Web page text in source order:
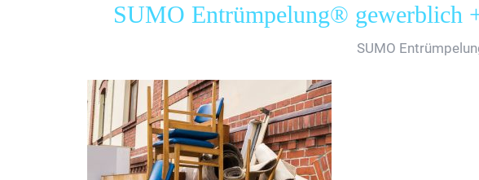
SUMO Entrümpelung® gewerblich
SUMO